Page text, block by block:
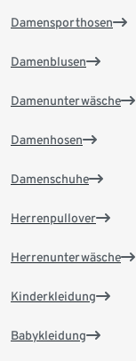
Damensporthosen
Damenblusen
Damenunterwäsche
Damenhosen
Damenschuhe
Herrenpullover
Herrenunterwäsche
Kinderkleidung
Babykleidung